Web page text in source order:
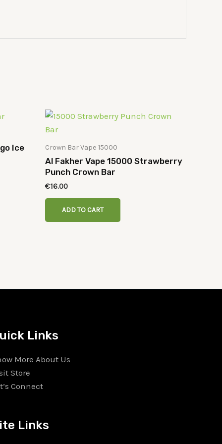
Ice Crown Bar Vape 15000
Al Fakher Vape 15000 Strawberry
Punch Crown Bar
€16.00
ADD TO CART
Links
More About Us
Store
Connect
Links